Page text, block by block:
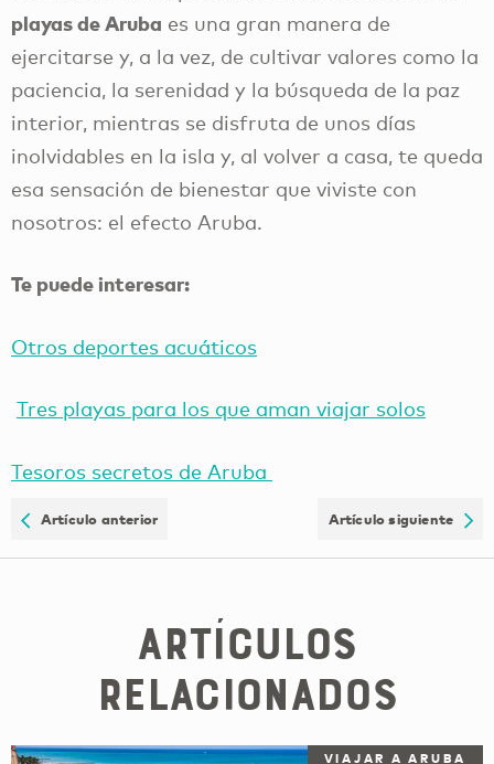
playas de Aruba es una gran manera de
ejercitarse y, a la vez, de cultivar valores como la
paciencia, la serenidad y la búsqueda de la paz
interior, mientras se disfruta de unos días
inolvidables en la isla y, al volver a casa, te queda
esa sensación de bienestar que viviste con
nosotros: el efecto Aruba.
Te puede interesar:
Otros deportes acuáticos
Tres playas para los que aman viajar solos
Tesoros secretos de Aruba
Artículo anterior Artículo siguiente
Artículos
relacionados
VIAJAR A ARUBA